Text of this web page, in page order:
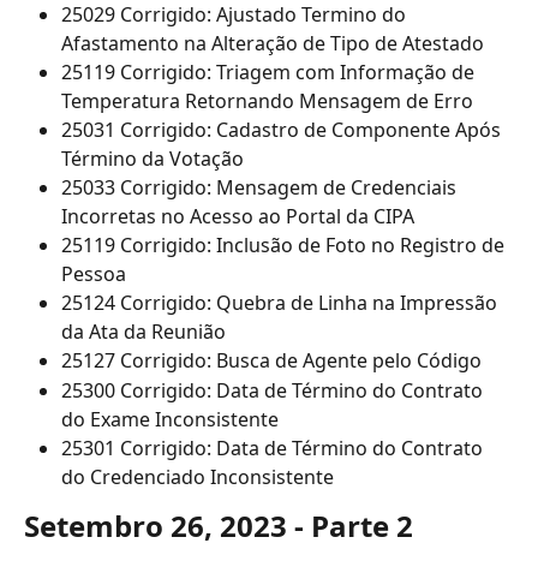
25029 Corrigido: Ajustado Termino do
Afastamento na Alteração de Tipo de Atestado
25119 Corrigido: Triagem com Informação de
Temperatura Retornando Mensagem de Erro
25031 Corrigido: Cadastro de Componente Após
Término da Votação
25033 Corrigido: Mensagem de Credenciais
Incorretas no Acesso ao Portal da CIPA
25119 Corrigido: Inclusão de Foto no Registro de
Pessoa
25124 Corrigido: Quebra de Linha na Impressão
da Ata da Reunião
25127 Corrigido: Busca de Agente pelo Código
25300 Corrigido: Data de Término do Contrato
do Exame Inconsistente
25301 Corrigido: Data de Término do Contrato
do Credenciado Inconsistente
Setembro 26, 2023 - Parte 2